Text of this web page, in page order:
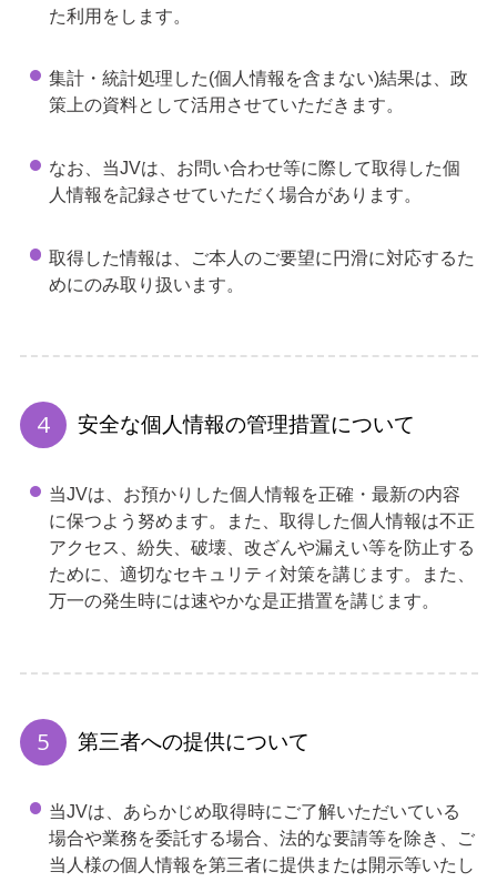
た利用をします。
集計・統計処理した(個人情報を含まない)結果は、政
策上の資料として活用させていただきます。
なお、当JVは、お問い合わせ等に際して取得した個
人情報を記録させていただく場合があります。
取得した情報は、ご本人のご要望に円滑に対応するた
めにのみ取り扱います。
安全な個人情報の管理措置について
当JVは、お預かりした個人情報を正確・最新の内容
に保つよう努めます。また、取得した個人情報は不正
アクセス、紛失、破壊、改ざんや漏えい等を防止する
ために、適切なセキュリティ対策を講じます。また、
万一の発生時には速やかな是正措置を講じます。
第三者への提供について
当JVは、あらかじめ取得時にご了解いただいている
場合や業務を委託する場合、法的な要請等を除き、ご
当人様の個人情報を第三者に提供または開示等いたし